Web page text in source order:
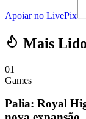
Apoiar no LivePix
Mais
01
Games
Palia: Royal